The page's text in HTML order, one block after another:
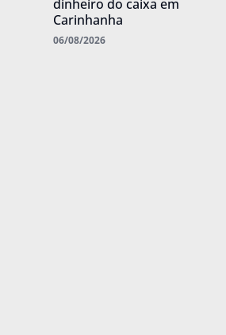
dinheiro do caixa em
Carinhanha
06/08/2026